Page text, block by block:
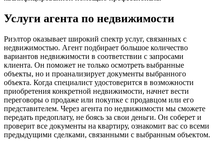
Услуги агента по недвижимости
Риэлтор оказывает широкий спектр услуг, связанных с
недвижимостью. Агент подбирает большое количество
вариантов недвижимости в соответствии с запросами
клиента. Он поможет не только осмотреть выбранные
объекты, но и проанализирует документы выбранного
объекта. Когда специалист удостоверится в возможности
приобретения конкретной недвижимости, начнет вести
переговоры о продаже или покупке с продавцом или его
представителем. Через агента по недвижимости мы сможете
передать предоплату, не боясь за свои деньги. Он соберет и
проверит все документы на квартиру, ознакомит вас со всеми
предыдущими сделками, связанными с выбранным объектом.